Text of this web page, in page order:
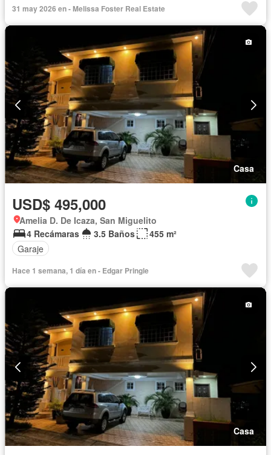
31 may 2026 en - Melissa Foster Real Estate
Casa
USD$ 495,000
Amelia D. De Icaza, San Miguelito
4 Recámaras
3.5 Baños
455 m²
Garaje
Hace 1 semana, 1 día en - Edgar Pringle
Casa